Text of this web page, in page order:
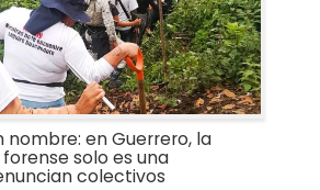
nombre: en Guerrero, la
solo es una
colectivos